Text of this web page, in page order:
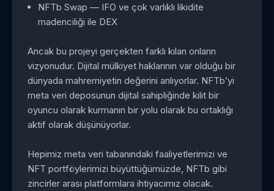
NFTb Swap — IFO ve çok varlıklı likidite
madenciliği ile DEX
Ancak bu projeyi gerçekten farklı kılan onların
vizyonudur. Dijital mülkiyet haklarının var olduğu bir
dünyada mahremiyetin değerini anlıyorlar. NFTb’yi
meta veri deposunun dijital sahipliğinde kilit bir
oyuncu olarak kurmanın bir yolu olarak bu ortaklığı
aktif olarak düşünüyorlar.
Hepimiz meta veri tabanındaki faaliyetlerimizi ve
NFT portföylerimizi büyüttüğümüzde, NFTb gibi
zincirler arası platformlara ihtiyacımız olacak.